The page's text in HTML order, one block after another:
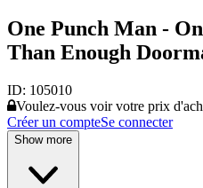
One Punch Man -
Than Enough
ID: 105010
Voulez-vous voir votre prix
Créer un compteSe connecter
Show more